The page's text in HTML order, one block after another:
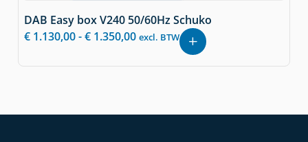
DAB Easy box V240 50/60Hz Schuko
€ 1.130,00-€ 1.350,00 excl. BTW